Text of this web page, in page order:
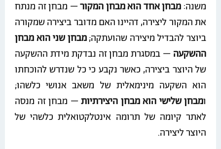
משנה: מבחן אחד הוא מבחן המקור– מבחן זה מנתח
את המקור ליצירה, דהיינו האם מדובר ביצירה שמקורה
ביוצר להבדיל מיצירה שהועתקה;מבחן שני הוא מבחן
ההשקעה – במסגרת מבחן זה נבדקת מידת ההשקעה
של היוצר ביצירה, כאשר נקבע כי כל שנדרש להוכחתו
הוא השקעה מינימאלית של משאב אנושי כלשהו;
ומבחן שלישי הוא מבחן היצירתיות– מבחן זה מנסה
לאתר קיומה של תרומה אינטלקטואלית כלשהי של
היוצר ליצירה.